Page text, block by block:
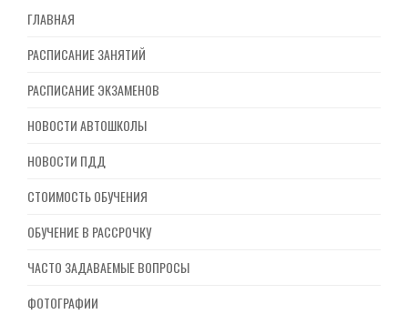
ГЛАВНАЯ
РАСПИСАНИЕ ЗАНЯТИЙ
РАСПИСАНИЕ ЭКЗАМЕНОВ
НОВОСТИ АВТОШКОЛЫ
НОВОСТИ ПДД
СТОИМОСТЬ ОБУЧЕНИЯ
ОБУЧЕНИЕ В РАССРОЧКУ
ЧАСТО ЗАДАВАЕМЫЕ ВОПРОСЫ
ФОТОГРАФИИ